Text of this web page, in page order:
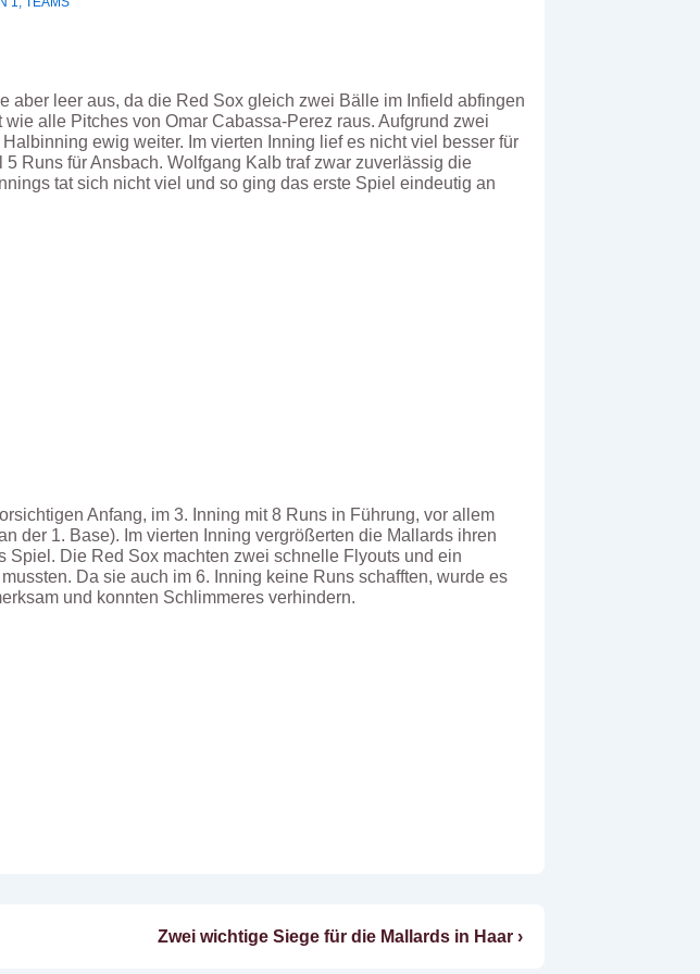
aber leer aus, da die Red Sox gleich zwei Bälle im Infield abfingen
alle Pitches von Omar Cabassa-Perez raus. Aufgrund zwei
ewig weiter. Im vierten Inning lief es nicht viel besser für
Runs für Ansbach. Wolfgang Kalb traf zwar zuverlässig die
tat sich nicht viel und so ging das erste Spiel eindeutig an
Anfang, im 3. Inning mit 8 Runs in Führung, vor allem
der 1. Base). Im vierten Inning vergrößerten die Mallards ihren
Spiel. Die Red Sox machten zwei schnelle Flyouts und ein
Da sie auch im 6. Inning keine Runs schafften, wurde es
und konnten Schlimmeres verhindern.
Nächster
Zwei wichtige Siege für die Mallards in Haar ›